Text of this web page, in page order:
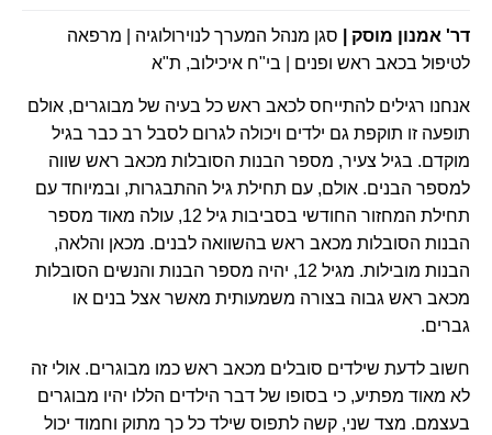
דר' אמנון מוסק|סגן מנהל המערך לנוירולוגיה | מרפאה
לטיפול בכאב ראש ופנים | בי"ח איכילוב, ת"א
אנחנו רגילים להתייחס לכאב ראש כל בעיה של מבוגרים, אולם
תופעה זו תוקפת גם ילדים ויכולה לגרום לסבל רב כבר בגיל
מוקדם.בגיל צעיר, מספר הבנות הסובלות מכאב ראש שווה
למספר הבנים. אולם, עם תחילת גיל ההתבגרות, ובמיוחד עם
תחילת המחזור החודשי בסביבות גיל 12, עולה מאוד מספר
הבנות הסובלות מכאב ראש בהשוואה לבנים. מכאן והלאה,
הבנות מובילות. מגיל 12, יהיה מספר הבנות והנשים הסובלות
מכאב ראש גבוה בצורה משמעותית מאשר אצל בנים או
גברים.
חשוב לדעת שילדים סובלים מכאב ראש כמו מבוגרים. אולי זה
לא מאוד מפתיע, כי בסופו של דבר הילדים הללו יהיו מבוגרים
בעצמם. מצד שני, קשה לתפוס שילד כל כך מתוק וחמוד יכול